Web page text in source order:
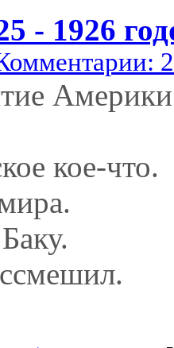
- 1926
кое-что.